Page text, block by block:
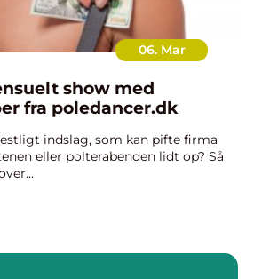
06. Mar
show med
fra poledancer.dk
indslag, som kan pifte firma
eller polterabenden lidt op? Så